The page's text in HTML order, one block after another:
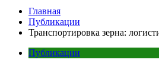
Главная
Публикации
Транспортировка зерна:
Публикации